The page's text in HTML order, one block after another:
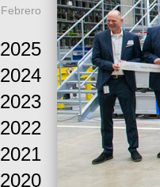
Febrero
2025
2024
2023
2022
2021
2020